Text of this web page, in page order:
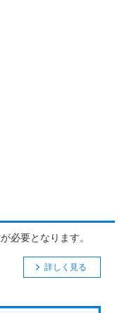
必要となります。
詳しく見る